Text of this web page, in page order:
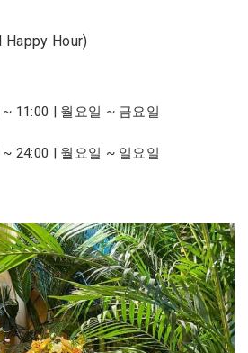
Happy Hour)
11:00 | 월요일 ~ 금요일
24:00 | 월요일 ~ 일요일